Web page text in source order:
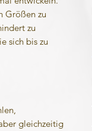
Größen zu
zu
sich bis zu
gleichzeitig